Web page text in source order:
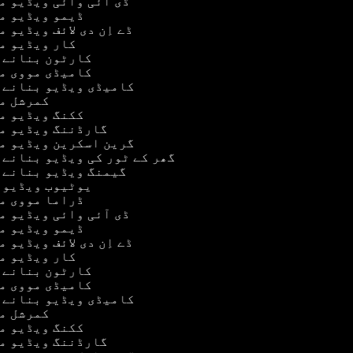
ڈیمو ویڈیو
ڈے اِن دی لائف ویڈیو
کار ویڈیو
کارٹون بنانے
کامیڈی مووی
کامیڈی ویڈیو بنانے
کمرشل
ککنگ ویڈیو
گارڈننگ ویڈیو
گرین اسکرین ویڈیو
گھر کے ٹور کی ویڈیو بنانے
گیمنگ ویڈیو بنانے
یوٹیوب
ڈراما مووی
ڈی آئی وائی ویڈیو
ڈیمو ویڈیو
ڈے اِن دی لائف ویڈیو
کار ویڈیو
کارٹون بنانے
کامیڈی مووی
کامیڈی ویڈیو بنانے
کمرشل
ککنگ ویڈیو
گارڈننگ ویڈیو